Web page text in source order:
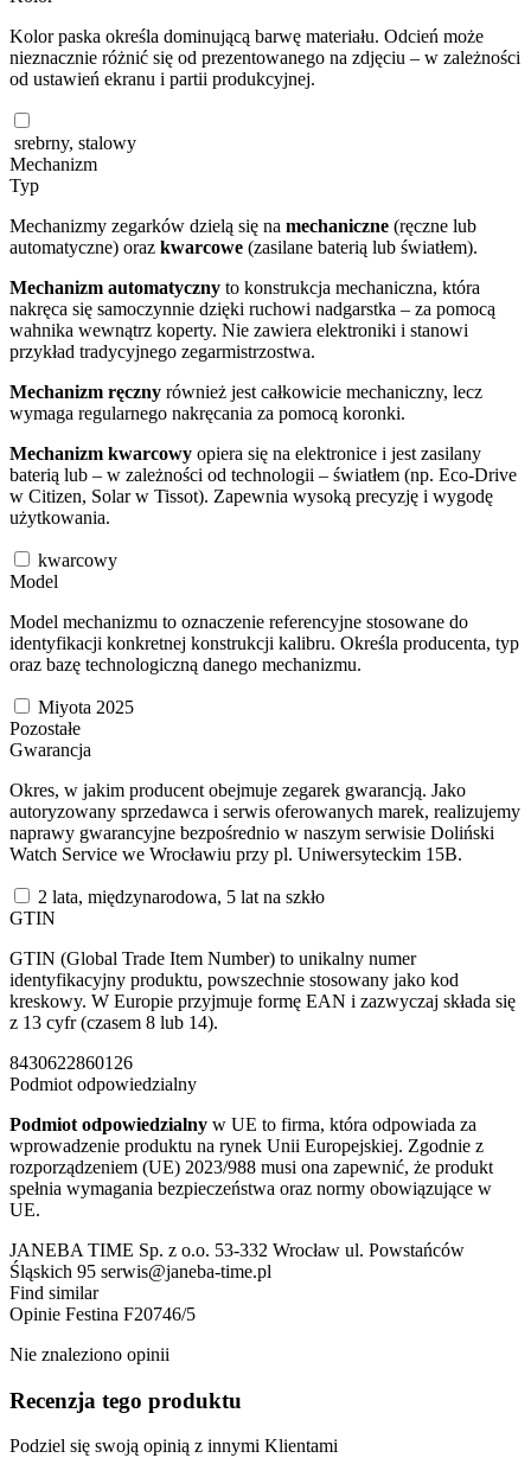
Kolor paska określa dominującą barwę materiału. Odcień może
nieznacznie różnić się od prezentowanego na zdjęciu – w zależności
od ustawień ekranu i partii produkcyjnej.
srebrny, stalowy
Mechanizm
Typ
Mechanizmy zegarków dzielą się na mechaniczne (ręczne lub
automatyczne) oraz kwarcowe (zasilane baterią lub światłem).
Mechanizm automatyczny to konstrukcja mechaniczna, która
nakręca się samoczynnie dzięki ruchowi nadgarstka – za pomocą
wahnika wewnątrz koperty. Nie zawiera elektroniki i stanowi
przykład tradycyjnego zegarmistrzostwa.
Mechanizm ręczny również jest całkowicie mechaniczny, lecz
wymaga regularnego nakręcania za pomocą koronki.
Mechanizm kwarcowy opiera się na elektronice i jest zasilany
baterią lub – w zależności od technologii – światłem (np. Eco-Drive
w Citizen, Solar w Tissot). Zapewnia wysoką precyzję i wygodę
użytkowania.
kwarcowy
Model
Model mechanizmu to oznaczenie referencyjne stosowane do
identyfikacji konkretnej konstrukcji kalibru. Określa producenta, typ
oraz bazę technologiczną danego mechanizmu.
Miyota 2025
Pozostałe
Gwarancja
Okres, w jakim producent obejmuje zegarek gwarancją. Jako
autoryzowany sprzedawca i serwis oferowanych marek, realizujemy
naprawy gwarancyjne bezpośrednio w naszym serwisie Doliński
Watch Service we Wrocławiu przy pl. Uniwersyteckim 15B.
2 lata, międzynarodowa, 5 lat na szkło
GTIN
GTIN (Global Trade Item Number) to unikalny numer
identyfikacyjny produktu, powszechnie stosowany jako kod
kreskowy. W Europie przyjmuje formę EAN i zazwyczaj składa się
z 13 cyfr (czasem 8 lub 14).
8430622860126
Podmiot odpowiedzialny
Podmiot odpowiedzialny w UE to firma, która odpowiada za
wprowadzenie produktu na rynek Unii Europejskiej. Zgodnie z
rozporządzeniem (UE) 2023/988 musi ona zapewnić, że produkt
spełnia wymagania bezpieczeństwa oraz normy obowiązujące w
UE.
JANEBA TIME Sp. z o.o. 53-332 Wrocław ul. Powstańców
Śląskich 95 serwis@janeba-time.pl
Find similar
Opinie Festina F20746/5
Nie znaleziono opinii
Recenzja tego produktu
Podziel się swoją opinią z innymi Klientami